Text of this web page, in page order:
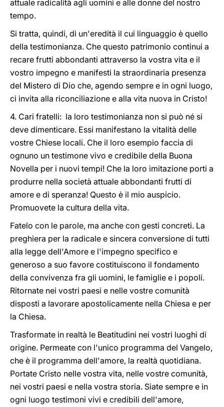
attuale radicalità agli uomini e alle donne del nostro
tempo.
Si tratta, quindi, di un'eredità il cui linguaggio è quello
della testimonianza. Che questo patrimonio continui a
recare frutti abbondanti attraverso la vostra vita e il
vostro impegno e manifesti la straordinaria presenza
del Mistero di Dio che, agendo sempre e in ogni luogo,
ci invita alla riconciliazione e alla vita nuova in Cristo!
4. Cari fratelli: la loro testimonianza non si può né si
deve dimenticare. Essi manifestano la vitalità delle
vostre Chiese locali. Che il loro esempio faccia di
ognuno un testimone vivo e credibile della Buona
Novella per i nuovi tempi! Che la loro imitazione porti a
produrre nella società attuale abbondanti frutti di
amore e di speranza! Questo è il mio auspicio.
Promuovete la cultura della vita.
Fatelo con le parole, ma anche con gesti concreti. La
preghiera per la radicale e sincera conversione di tutti
alla legge dell'Amore e l'impegno specifico e
generoso a suo favore costituiscono il fondamento
della convivenza fra gli uomini, le famiglie e i popoli.
Ritornate nei vostri paesi e nelle vostre comunità
disposti a lavorare apostolicamente nella Chiesa e per
la Chiesa.
Trasformate in realtà le Beatitudini nei vostri luoghi di
origine. Permeate con l'unico programma del Vangelo,
che è il programma dell'amore, la realtà quotidiana.
Portate Cristo nelle vostra vita, nelle vostre comunità,
nei vostri paesi e nella vostra storia. Siate sempre e in
ogni luogo testimoni vivi e credibili dell'amore,